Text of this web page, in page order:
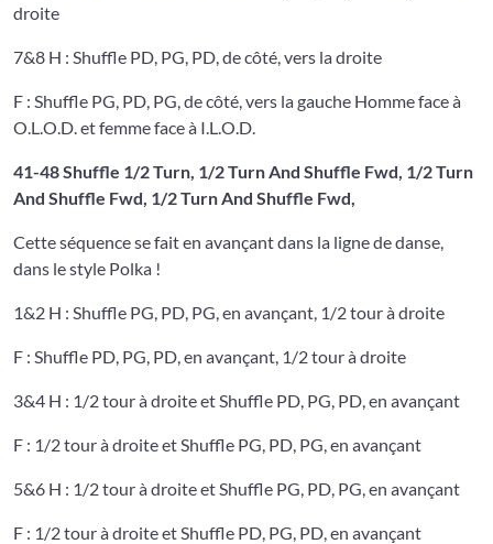
droite
7&8 H : Shuffle PD, PG, PD, de côté, vers la droite
F : Shuffle PG, PD, PG, de côté, vers la gauche Homme face à
O.L.O.D. et femme face à I.L.O.D.
41-48 Shuffle 1/2 Turn, 1/2 Turn And Shuffle Fwd, 1/2 Turn
And Shuffle Fwd, 1/2 Turn And Shuffle Fwd,
Cette séquence se fait en avançant dans la ligne de danse,
dans le style Polka !
1&2 H : Shuffle PG, PD, PG, en avançant, 1/2 tour à droite
F : Shuffle PD, PG, PD, en avançant, 1/2 tour à droite
3&4 H : 1/2 tour à droite et Shuffle PD, PG, PD, en avançant
F : 1/2 tour à droite et Shuffle PG, PD, PG, en avançant
5&6 H : 1/2 tour à droite et Shuffle PG, PD, PG, en avançant
F : 1/2 tour à droite et Shuffle PD, PG, PD, en avançant